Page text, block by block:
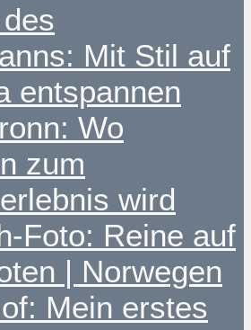
Mit Stil auf
entspannen
Wo
zum
wird
Foto: Reine auf
| Norwegen
Mein erstes